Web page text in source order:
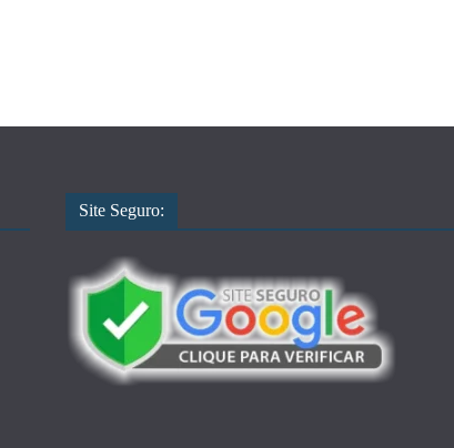
Site Seguro: